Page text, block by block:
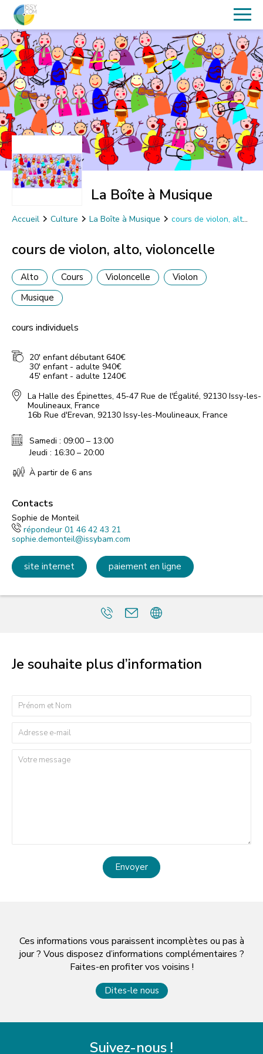
La Boîte à Musique
Accueil Culture La Boîte à Musique
cours de violon, alto,
cours de violon, alto, violoncelle
Alto Cours Violoncelle
Violon
Musique
cours individuels
20' enfant débutant 640€
30' enfant - adulte 940€
45' enfant - adulte 1240€
La Halle des Épinettes, 45-47 Rue de l'Égalité, 92130 Issy-les-
Moulineaux, France
16b Rue d'Erevan, 92130 Issy-les-Moulineaux, France
Samedi : 09:00 – 13:00
Jeudi : 16:30 – 20:00
À partir de 6 ans
Contacts
Sophie de Monteil
répondeur 01 46 42 43 21
sophie.demonteil@issybam.com
site internet paiement en ligne
Je souhaite plus d’information
Envoyer
Ces informations vous paraissent incomplètes ou pas à
jour ? Vous disposez d’informations complémentaires ?
Faites-en profiter vos voisins !
Dites-le nous
Suivez-nous !